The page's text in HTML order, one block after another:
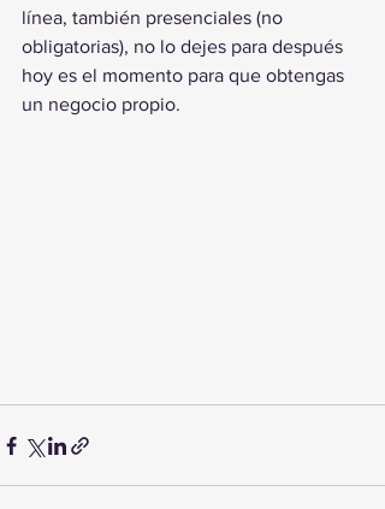
línea, también presenciales (no
obligatorias), no lo dejes para después
hoy es el momento para que obtengas
un negocio propio.